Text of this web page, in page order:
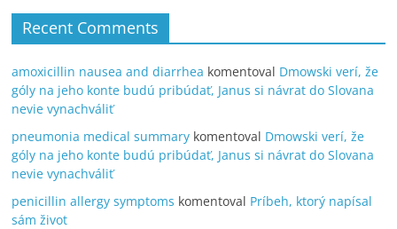
Recent Comments
amoxicillin nausea and diarrhea komentoval Dmowski verí, že
góly na jeho konte budú pribúdať, Janus si návrat do Slovana
nevie vynachváliť
pneumonia medical summary komentoval Dmowski verí, že
góly na jeho konte budú pribúdať, Janus si návrat do Slovana
nevie vynachváliť
penicillin allergy symptoms komentoval Príbeh, ktorý napísal
sám život